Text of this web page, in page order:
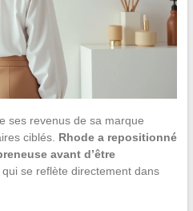
ses revenus de sa marque
ciblés. Rhode a repositionné
avant d’être
qui se reflète directement dans